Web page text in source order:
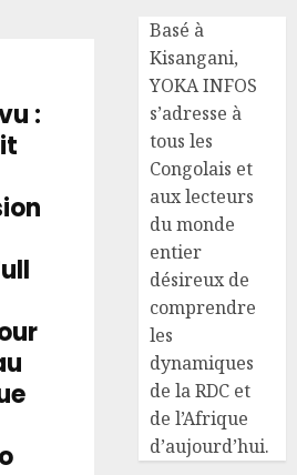
:
Basé à
Kisangani,
YOKA INFOS
s’adresse à
tous les
Congolais et
aux lecteurs
du monde
entier
désireux de
comprendre
les
dynamiques
de la RDC et
de l’Afrique
d’aujourd’hui.